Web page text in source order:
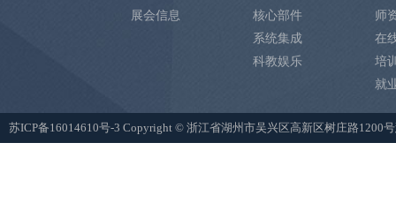
展会信息
核心部件
系统集成
科教娱乐
师
在
培
就
苏ICP备16014610号-3 Copyright © 浙江省湖州市吴兴区高新区树庄路